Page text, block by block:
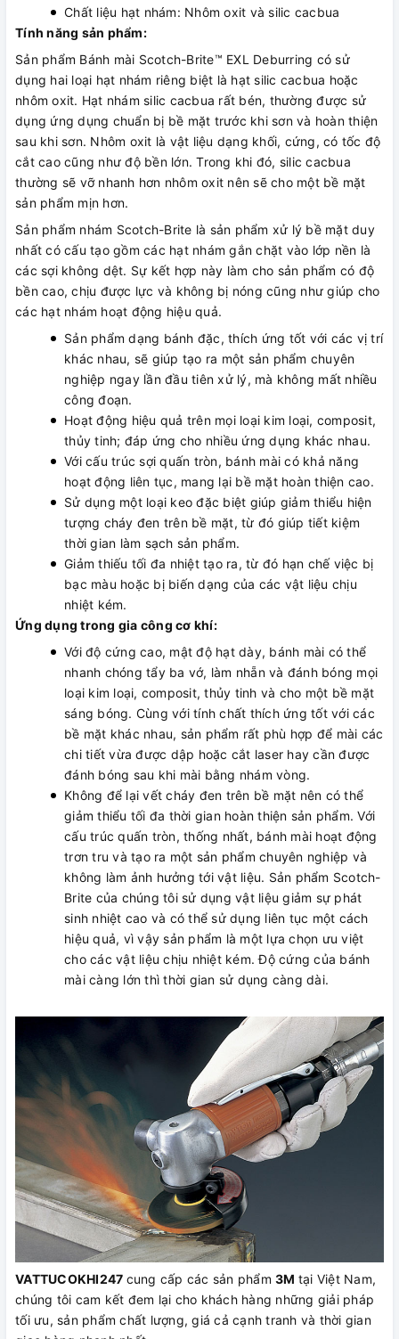
Chất liệu hạt nhám: Nhôm oxit và silic cacbua
Tính năng sản phẩm:
Sản phẩm Bánh mài Scotch-Brite™ EXL Deburring có sử
dụng hai loại hạt nhám riêng biệt là hạt silic cacbua hoặc
nhôm oxit. Hạt nhám silic cacbua rất bén, thường được sử
dụng ứng dụng chuẩn bị bề mặt trước khi sơn và hoàn thiện
sau khi sơn. Nhôm oxit là vật liệu dạng khối, cứng, có tốc độ
cắt cao cũng như độ bền lớn. Trong khi đó, silic cacbua
thường sẽ vỡ nhanh hơn nhôm oxit nên sẽ cho một bề mặt
sản phẩm mịn hơn.
Sản phẩm nhám Scotch-Brite là sản phẩm xử lý bề mặt duy
nhất có cấu tạo gồm các hạt nhám gắn chặt vào lớp nền là
các sợi không dệt. Sự kết hợp này làm cho sản phẩm có độ
bền cao, chịu được lực và không bị nóng cũng như giúp cho
các hạt nhám hoạt động hiệu quả.
Sản phẩm dạng bánh đặc, thích ứng tốt với các vị trí
khác nhau, sẽ giúp tạo ra một sản phẩm chuyên
nghiệp ngay lần đầu tiên xử lý, mà không mất nhiều
công đoạn.
Hoạt động hiệu quả trên mọi loại kim loại, composit,
thủy tinh; đáp ứng cho nhiều ứng dụng khác nhau.
Với cấu trúc sợi quấn tròn, bánh mài có khả năng
hoạt động liên tục, mang lại bề mặt hoàn thiện cao.
Sử dụng một loại keo đặc biệt giúp giảm thiểu hiện
tượng cháy đen trên bề mặt, từ đó giúp tiết kiệm
thời gian làm sạch sản phẩm.
Giảm thiếu tối đa nhiệt tạo ra, từ đó hạn chế việc bị
bạc màu hoặc bị biến dạng của các vật liệu chịu
nhiệt kém.
Ứng dụng trong gia công cơ khí:
Với độ cứng cao, mật độ hạt dày, bánh mài có thể
nhanh chóng tẩy ba vớ, làm nhẵn và đánh bóng mọi
loại kim loại, composit, thủy tinh và cho một bề mặt
sáng bóng. Cùng với tính chất thích ứng tốt với các
bề mặt khác nhau, sản phẩm rất phù hợp để mài các
chi tiết vừa được dập hoặc cắt laser hay cần được
đánh bóng sau khi mài bằng nhám vòng.
Không để lại vết cháy đen trên bề mặt nên có thể
giảm thiểu tối đa thời gian hoàn thiện sản phẩm. Với
cấu trúc quấn tròn, thống nhất, bánh mài hoạt động
trơn tru và tạo ra một sản phẩm chuyên nghiệp và
không làm ảnh hưởng tới vật liệu. Sản phẩm Scotch-
Brite của chúng tôi sử dụng vật liệu giảm sự phát
sinh nhiệt cao và có thể sử dụng liên tục một cách
hiệu quả, vì vậy sản phẩm là một lựa chọn ưu việt
cho các vật liệu chịu nhiệt kém. Độ cứng của bánh
mài càng lớn thì thời gian sử dụng càng dài.
VATTUCOKHI247 cung cấp các sản phẩm 3M tại Việt Nam,
chúng tôi cam kết đem lại cho khách hàng những giải pháp
tối ưu, sản phẩm chất lượng, giá cả cạnh tranh và thời gian